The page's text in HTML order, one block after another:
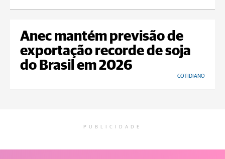
Anec mantém previsão de
exportação recorde de soja
do Brasil em 2026
COTIDIANO
PUBLICIDADE